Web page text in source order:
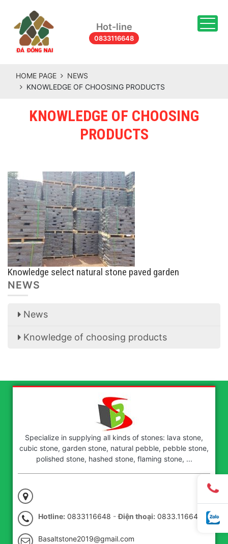
Hot-line
0833116648
HOME PAGE
NEWS
KNOWLEDGE OF CHOOSING PRODUCTS
KNOWLEDGE OF CHOOSING
PRODUCTS
Knowledge select natural stone paved garden
NEWS
News
Knowledge of choosing products
Specialize in supplying all kinds of stones: lava stone,
cubic stone, garden stone, natural pebble, pebble stone,
polished stone, hashed stone, flaming stone, ...
Hotline: 0833116648 -Điện thoại: 0833.116648
Basaltstone2019@gmail.com